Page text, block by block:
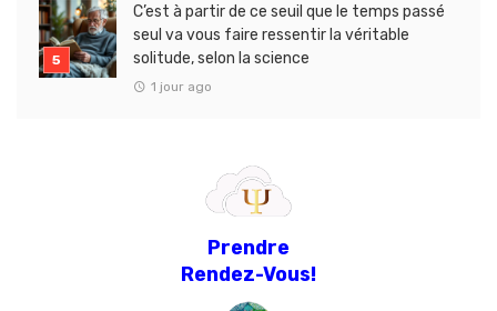
C’est à partir de ce seuil que le temps passé
seul va vous faire ressentir la véritable
solitude, selon la science
1 jour ago
Prendre
Rendez-Vous!